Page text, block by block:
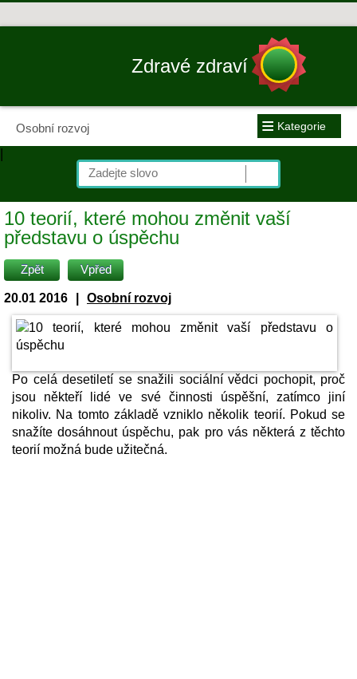
Zdravé zdraví
Osobní rozvoj ≡ Kategorie
|
10 teorií, které mohou změnit vaší
představu o úspěchu
Zpět Vpřed
20.01 2016 Osobní rozvoj
Po celá desetiletí se snažili sociální vědci pochopit, proč
jsou někteří lidé ve své činnosti úspěšní, zatímco jiní
nikoliv. Na tomto základě vzniklo několik teorií. Pokud se
snažíte dosáhnout úspěchu, pak pro vás některá z těchto
teorií možná bude užitečná.